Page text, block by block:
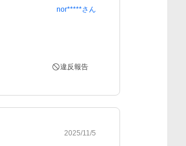
nor*****さん
違反報告
2025/11/5